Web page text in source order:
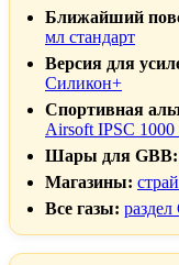
Ближайший
мл стандарт
Версия для
Силикон+
Спортивная
Airsoft IPSC
Шары для GBB:
Магазины:
Все газы: раздел